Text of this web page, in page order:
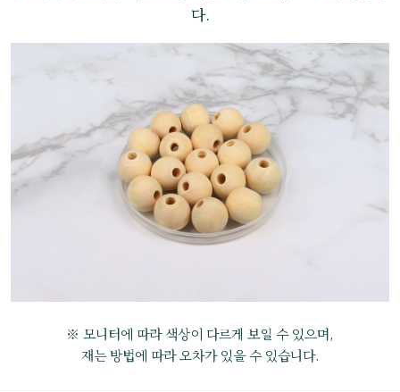
다.
※ 모니터에 따라 색상이 다르게 보일 수 있으며,
재는 방법에 따라 오차가 있을 수 있습니다.